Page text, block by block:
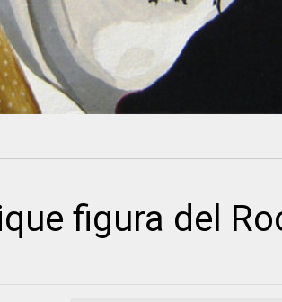
figura del